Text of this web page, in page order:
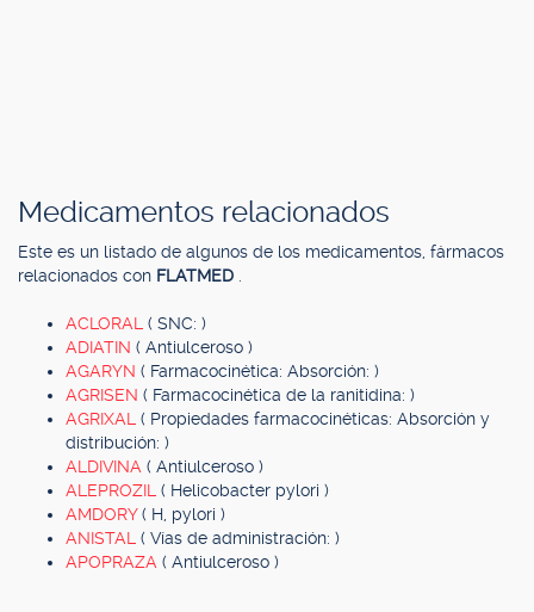
Medicamentos relacionados
Este es un listado de algunos de los medicamentos, fármacos
relacionados con FLATMED
ACLORAL ( SNC: )
ADIATIN ( Antiulceroso )
AGARYN ( Farmacocinética: Absorción: )
AGRISEN ( Farmacocinética de la ranitidina: )
AGRIXAL ( Propiedades farmacocinéticas: Absorción y
distribución: )
ALDIVINA ( Antiulceroso )
ALEPROZIL ( Helicobacter pylori )
AMDORY( H, pylori )
ANISTAL ( Vías de administración: )
APOPRAZA ( Antiulceroso )